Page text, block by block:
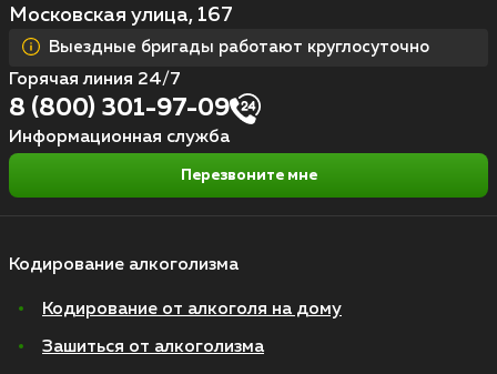
Кодирование алкоголизма
Кодирование от алкоголя на дому
Зашиться от алкоголизма
Московская улица, 167
Выездные бригады работают круглосуточно
Горячая линия 24/7
8 (800) 301-97-09
Информационная служба
Перезвоните мне